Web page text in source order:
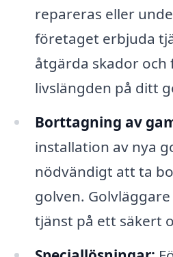
repareras eller
företaget erbjuda
åtgärda skador och
livslängden på ditt
Borttagning av
installation av nya
nödvändigt att ta
golven.
tjänst på ett säkert